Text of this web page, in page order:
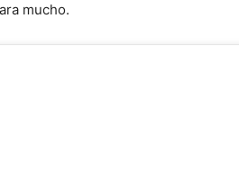
mucho.